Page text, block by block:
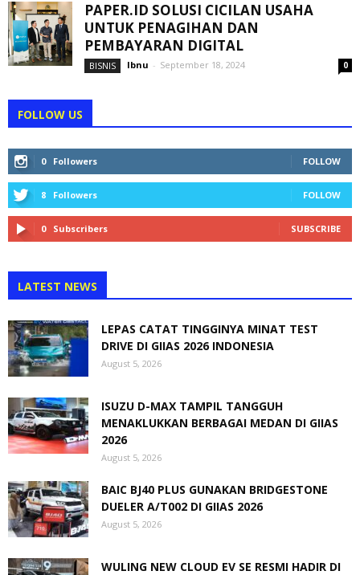
PAPER.ID SOLUSI CICILAN USAHA
UNTUK PENAGIHAN DAN
PEMBAYARAN DIGITAL
BISNIS Ibnu - September 18, 2024 0
FOLLOW US
0 Followers FOLLOW
8 Followers FOLLOW
0 Subscribers SUBSCRIBE
LATEST NEWS
LEPAS CATAT TINGGINYA MINAT TEST
DRIVE DI GIIAS 2026 INDONESIA
August 5, 2026
ISUZU D-MAX TAMPIL TANGGUH
MENAKLUKKAN BERBAGAI MEDAN DI GIIAS
2026
August 5, 2026
BAIC BJ40 PLUS GUNAKAN BRIDGESTONE
DUELER A/T002 DI GIIAS 2026
August 5, 2026
WULING NEW CLOUD EV SE RESMI HADIR DI